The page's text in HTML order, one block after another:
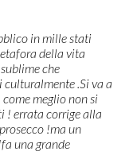
in mille stati
della vita
che
.Si va a
meglio non si
! errata corrige alla
!ma un
una grande